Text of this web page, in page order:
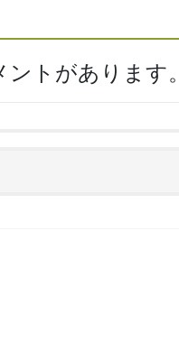
トがあります。